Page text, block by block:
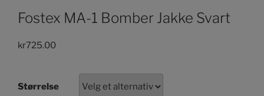
Fostex MA-1 Bomber Jakke Svart
kr725.00
Størrelse